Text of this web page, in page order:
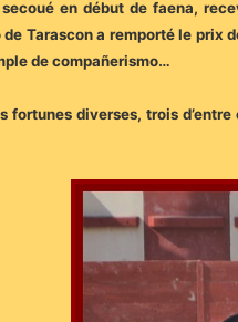
en début de faena,
Tarascon a remporté le prix
de compañerismo…
fortunes diverses, trois